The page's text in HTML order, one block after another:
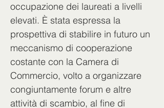
occupazione dei laureati a livelli
elevati. È stata espressa la
prospettiva di stabilire in futuro un
meccanismo di cooperazione
costante con la Camera di
Commercio, volto a organizzare
congiuntamente forum e altre
attività di scambio, al fine di